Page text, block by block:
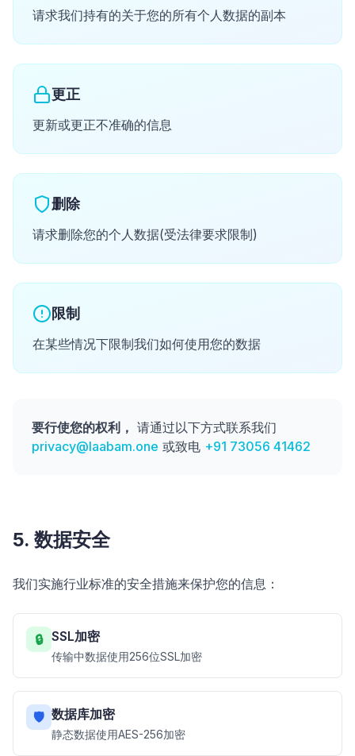
请求我们持有的关于您的所有个人数据的副本
更正
更新或更正不准确的信息
删除
请求删除您的个人数据(受法律要求限制)
限制
在某些情况下限制我们如何使用您的数据
要行使您的权利， 请通过以下方式联系我们
privacy@laabam.one 或致电 +91 73056 41462
5. 数据安全
我们实施行业标准的安全措施来保护您的信息：
🔒 SSL加密
传输中数据使用256位SSL加密
🛡️ 数据库加密
静态数据使用AES-256加密